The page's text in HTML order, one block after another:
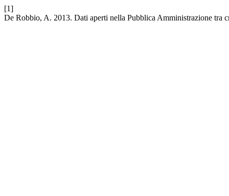
[1]
De Robbio, A. 2013. Dati aperti nella Pubblica Amministrazione tra